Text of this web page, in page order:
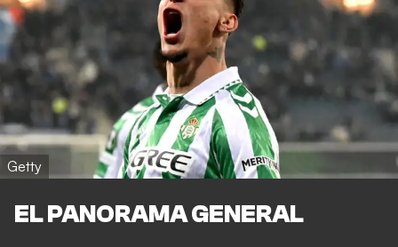
Getty
EL PANORAMA GENERAL